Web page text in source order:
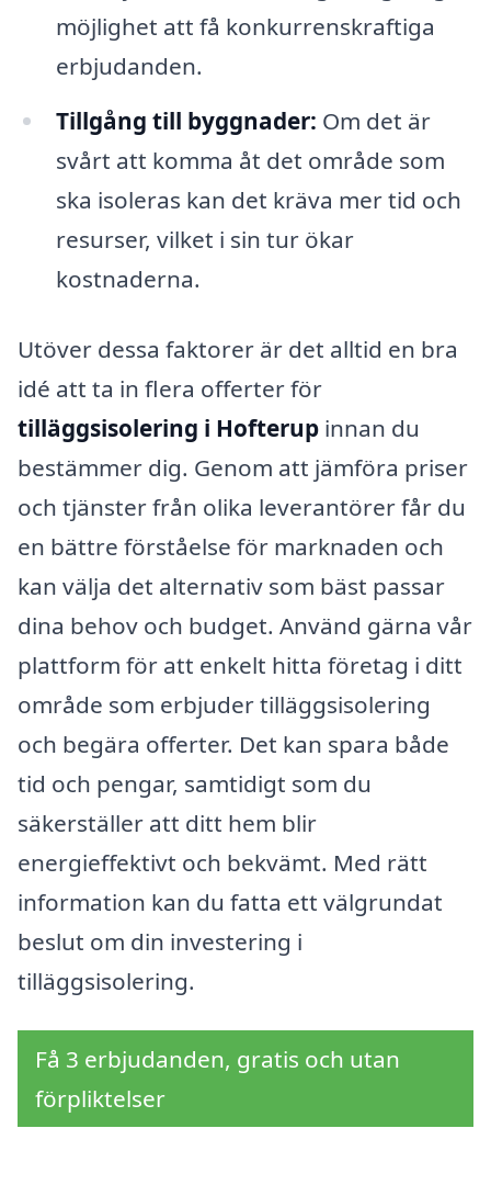
möjlighet att få konkurrenskraftiga
erbjudanden.
Tillgång till byggnader: Om det är
svårt att komma åt det område som
ska isoleras kan det kräva mer tid och
resurser, vilket i sin tur ökar
kostnaderna.
Utöver dessa faktorer är det alltid en bra
idé att ta in flera offerter för
tilläggsisolering i Hofterup innan du
bestämmer dig. Genom att jämföra priser
och tjänster från olika leverantörer får du
en bättre förståelse för marknaden och
kan välja det alternativ som bäst passar
dina behov och budget. Använd gärna vår
plattform för att enkelt hitta företag i ditt
område som erbjuder tilläggsisolering
och begära offerter. Det kan spara både
tid och pengar, samtidigt som du
säkerställer att ditt hem blir
energieffektivt och bekvämt. Med rätt
information kan du fatta ett välgrundat
beslut om din investering i
tilläggsisolering.
Få 3 erbjudanden, gratis och utan
förpliktelser